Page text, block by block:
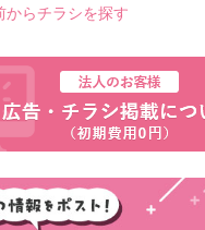
からチラシを探す